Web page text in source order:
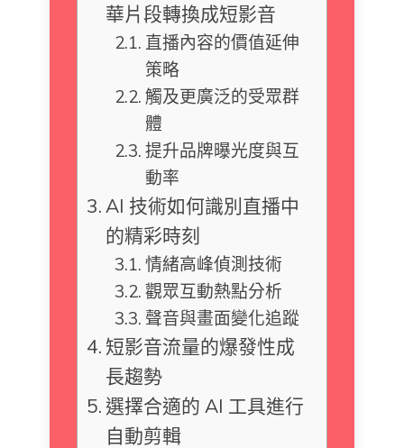
華片段轉換成短影音
直播內容的價值延伸
策略
觸及更廣泛的受眾群
體
提升品牌曝光度與互
動率
AI 技術如何識別直播中
的精彩時刻
情緒高峰偵測技術
觀眾互動熱點分析
聲音與畫面變化追蹤
短影音流量的爆發性成
長趨勢
選擇合適的 AI 工具進行
自動剪輯